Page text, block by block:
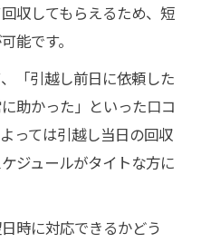
収してもらえるため、短
能です。
「引越し前日に依頼した
助かった」といった口コ
っては引越し当日の回収
ジュールがタイトな方に
時に対応できるかどう